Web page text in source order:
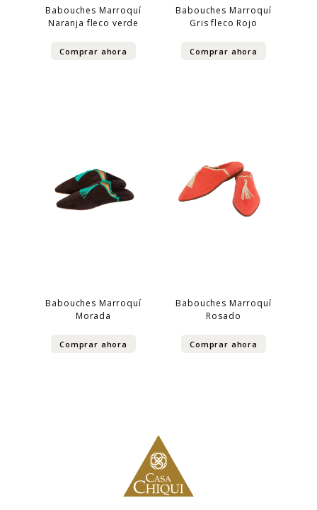
Babouches Marroquí
Naranja fleco verde
Comprar ahora
Babouches Marroquí
Gris fleco Rojo
Comprar ahora
Babouches Marroquí
Morada
Comprar ahora
Babouches Marroquí
Rosado
Comprar ahora